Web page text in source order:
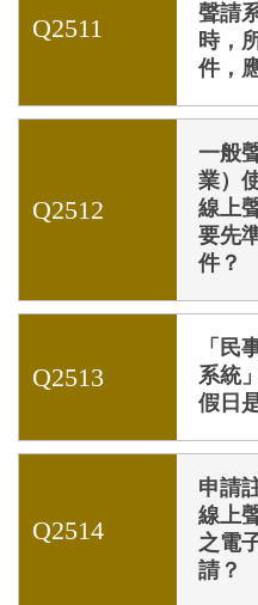
Q2511
聲請
時，
件，
Q2512
一般
業）
線上
要先
件？
Q2513
「民
系統
假日
Q2514
申請
線上
之電
請？